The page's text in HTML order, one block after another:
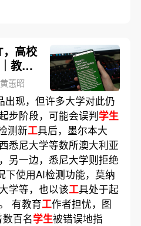
高校
教育
蕙昭
出现，但许多大学对此仍
步阶段，可能会误判学生
测新工具后，墨尔本大
悉尼大学等数所澳大利亚
另一边，悉尼大学则拒绝
下使用AI检测功能，莫纳
学等，也以该工具处于起
有教育工作者担忧，图
百名学生被错误地指